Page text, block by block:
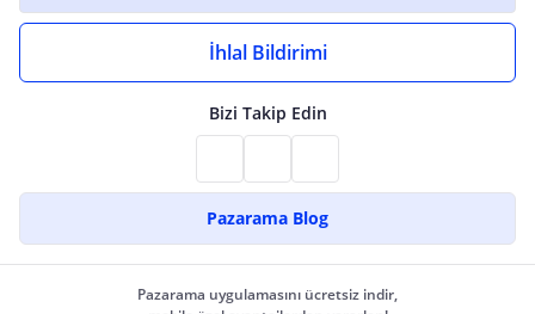
İhlal Bildirimi
Bizi Takip Edin
Pazarama Blog
Pazarama uygulamasını ücretsiz indir,